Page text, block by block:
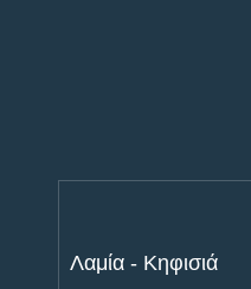
Λαμία - Κηφισιά